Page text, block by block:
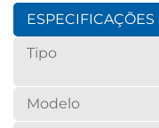
Tipo
Modelo